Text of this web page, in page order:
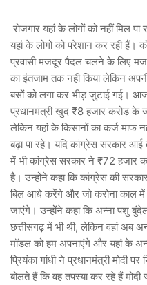
रोजगार यहां के लोगों को नहीं मिल
यहां के लोगों को परेशान कर रही हैं।
प्रवासी मजदूर पैदल चलने के लिए
का इंतजाम तक नही किया लेकिन
बसों को लगा कर भीड़ जुटाई गई।
प्रधानमंत्री खुद ₹8 हजार करोड़
लेकिन यहां के किसानों का कर्ज माफ
बढ़ा पा रहे। यदि कांग्रेस सरकार आई
में भी कांग्रेस सरकार ने ₹72 हजार
है। उन्होंने कहा कि कांग्रेस की
बिल आधे करेंगे और जो करोना काल में
जाएंगे। उन्होंने कहा कि अन्ना पशु
छत्तीसगढ़ में भी थी, लेकिन वहां अब
मॉडल को हम अपनाएंगे और यहां के
प्रियंका गांधी ने प्रधानमंत्री मोदी
बोलते हैं कि वह तपस्या कर रहे हैं मोदी